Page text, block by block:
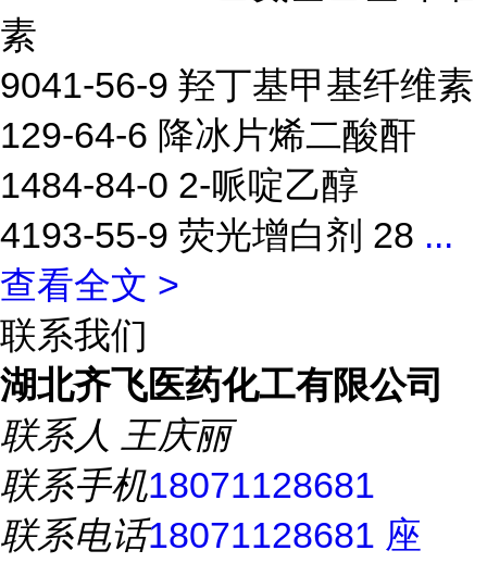
素
9041-56-9 羟丁基甲基纤维素
129-64-6 降冰片烯二酸酐
1484-84-0 2-哌啶乙醇
4193-55-9 荧光增白剂 28 ...
查看全文 >
联系我们
湖北齐飞医药化工有限公司
联系人 王庆丽
联系手机18071128681
联系电话18071128681 座